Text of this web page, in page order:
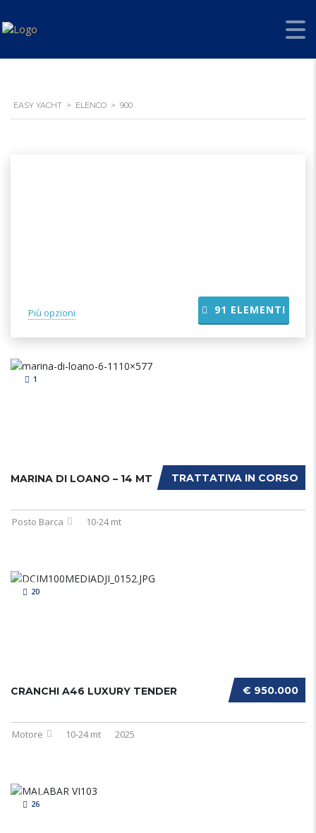
EASY YACHT > ELENCO > 900
Più opzioni 91 ELEMENTI
1
TRATTATIVA IN CORSO
MARINA DI LOANO – 14 MT
Posto Barca 10-24 mt
20
€ 950.000
CRANCHI A46 LUXURY TENDER
Motore 10-24 mt 2025
26